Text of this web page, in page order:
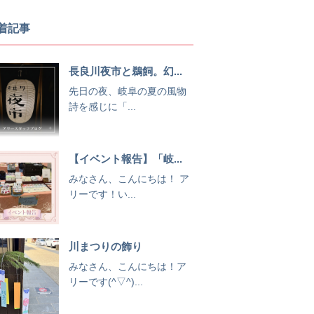
記事
長良川夜市と鵜飼。幻...
先日の夜、岐阜の夏の風物
詩を感じに「...
【イベント報告】「岐...
みなさん、こんにちは！ ア
リーです！い...
川まつりの飾り
みなさん、こんにちは！ア
リーです(^▽^)...